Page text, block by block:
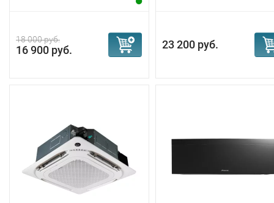
18 000 руб.
16 900 руб. 23 200 руб.